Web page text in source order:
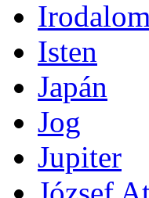
Irodalom
Isten
Japán
Jog
Jupiter